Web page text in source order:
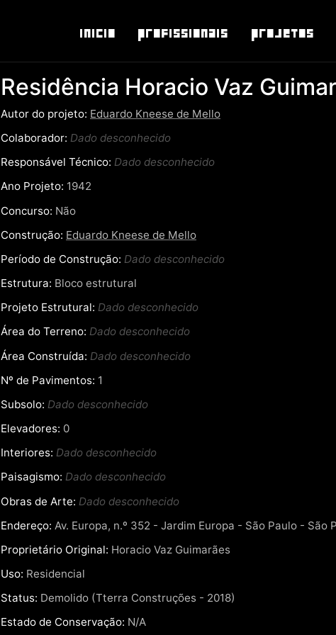
Inicio Profissionais Projetos
Residência Horacio Vaz
Autor do projeto: Eduardo Kneese de Mello
Colaborador: Dado desconhecido
Responsável Técnico: Dado desconhecido
Ano Projeto: 1942
Concurso: Não
Construção: Eduardo Kneese de Mello
Período de Construção: Dado desconhecido
Estrutura: Bloco estrutural
Projeto Estrutural: Dado desconhecido
Área do Terreno: Dado desconhecido
Área Construída: Dado desconhecido
Nº de Pavimentos: 1
Subsolo: Dado desconhecido
Elevadores: 0
Interiores: Dado desconhecido
Paisagismo: Dado desconhecido
Obras de Arte: Dado desconhecido
Endereço: Av. Europa, n.º 352 - Jardim Europa - São Paulo - São
Proprietário Original: Horacio Vaz Guimarães
Uso: Residencial
Status: Demolido (Tterra Construções - 2018)
Estado de Conservação: N/A